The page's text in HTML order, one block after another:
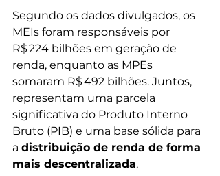
Segundo os dados divulgados, os
MEIs foram responsáveis por
R$ 224 bilhões em geração de
renda, enquanto as MPEs
somaram R$ 492 bilhões. Juntos,
representam uma parcela
significativa do Produto Interno
Bruto (PIB) e uma base sólida para
a distribuição de renda de forma
mais descentralizada,